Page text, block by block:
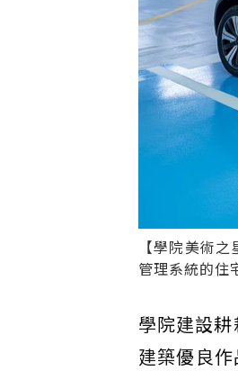
【學院美術
管理系統的住
學院建設
建築優良